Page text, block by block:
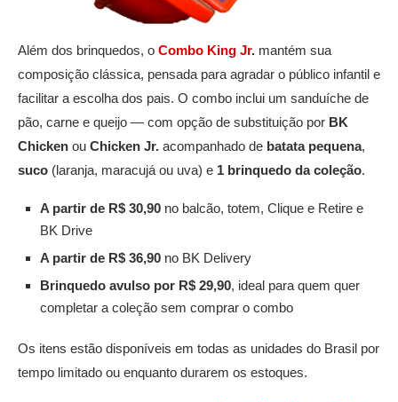
Além dos brinquedos, o Combo King Jr. mantém sua
composição clássica, pensada para agradar o público infantil e
facilitar a escolha dos pais. O combo inclui um sanduíche de
pão, carne e queijo — com opção de substituição por BK
Chicken ou Chicken Jr. acompanhado de batata pequena,
suco (laranja, maracujá ou uva) e 1 brinquedo da coleção.
A partir de R$ 30,90 no balcão, totem, Clique e Retire e
BK Drive
A partir de R$ 36,90 no BK Delivery
Brinquedo avulso por R$ 29,90, ideal para quem quer
completar a coleção sem comprar o combo
Os itens estão disponíveis em todas as unidades do Brasil por
tempo limitado ou enquanto durarem os estoques.